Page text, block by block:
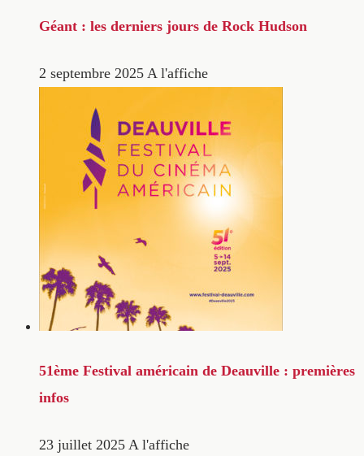
Géant : les derniers jours de Rock Hudson
2 septembre 2025 A l'affiche
51ème Festival américain de Deauville : premières
infos
23 juillet 2025 A l'affiche